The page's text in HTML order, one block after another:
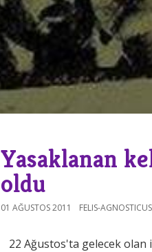
Yasaklanan
oldu
01 AĞUSTOS 2011 FELIS-AGNOSTICUS
22 Ağustos'ta gelecek